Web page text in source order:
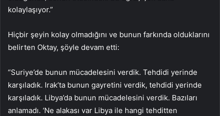
kolaylaşıyor.”
Hiçbir şeyin kolay olmadığını ve bunun farkında olduklarını
belirten Oktay, şöyle devam etti:
“Suriye’de bunun mücadelesini verdik. Tehdidi yerinde
karşıladık. Irak’ta bunun gayretini verdik, tehdidi yerinde
karşıladık. Libya’da bunun mücadelesini verdik. Bazıları
anlamadı. ‘Ne alakası var Libya ile hangi tehditten